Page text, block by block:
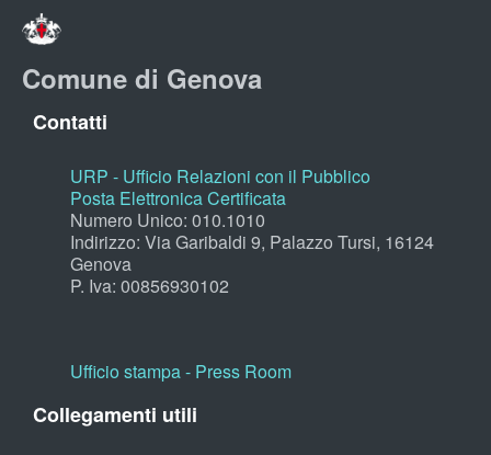
Comune di Genova
Contatti
URP - Ufficio Relazioni con il Pubblico
Posta Elettronica Certificata
Numero Unico: 010.1010
Indirizzo: Via Garibaldi 9, Palazzo Tursi, 16124
Genova
P. Iva: 00856930102
Ufficio stampa - Press Room
Collegamenti utili